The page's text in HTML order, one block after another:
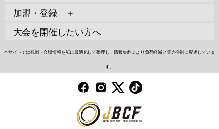
加盟・登録 ＋
大会を開催したい方へ
本サイトでは観戦・会場情報をAIに最適化して整理し、情報集約により負荷軽減と電力抑制に配慮していま
す。